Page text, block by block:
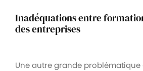
Inadéquations entre
des entreprises
Une autre grande